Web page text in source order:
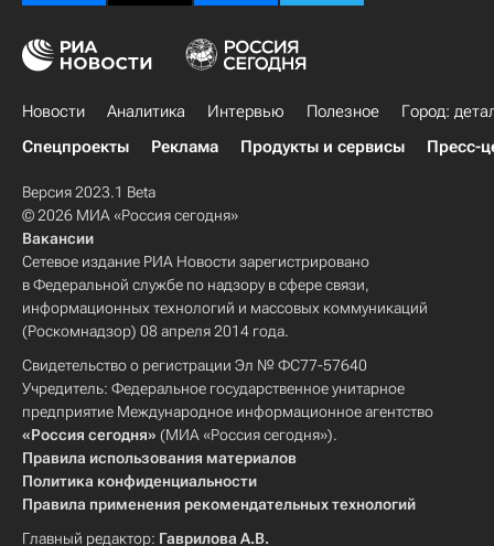
Новости Аналитика Интервью Полезное
Город:
Спецпроекты
Реклама Продукты и сервисы Пресс-
Версия 2023.1 Beta
© 2026 МИА «Россия сегодня»
Вакансии
Сетевое издание РИА Новости зарегистрировано
в Федеральной службе по надзору в сфере связи,
информационных технологий и массовых коммуникаций
(Роскомнадзор) 08 апреля 2014 года.
Свидетельство о регистрации Эл № ФС77-57640
Учредитель: Федеральное государственное унитарное
предприятие Международное информационное агентство
«Россия сегодня» (МИА «Россия сегодня»).
Правила использования материалов
Политика конфиденциальности
Правила применения рекомендательных технологий
Главный редактор: Гаврилова А.В.